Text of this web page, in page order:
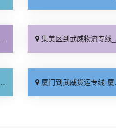
集美区到武威物流专线_托运放心「上门提货」
厦门到武威货运专线-厦门到武威物流公司_零担配货「一站直达」